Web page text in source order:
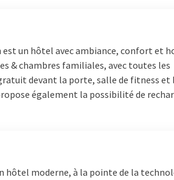
l'hospitalité, de la bonne cuisine et de
une journée riche en excursions avec
brabançonne. Que vous
: en Noord-Brabant vous
week-end complet en Noord-
les plus beaux endroits de la
est un hôtel avec ambiance, confort et
& chambres familiales, avec toutes les
devant la porte, salle de fitness et
également la possibilité de
hôtel moderne, à la pointe de la